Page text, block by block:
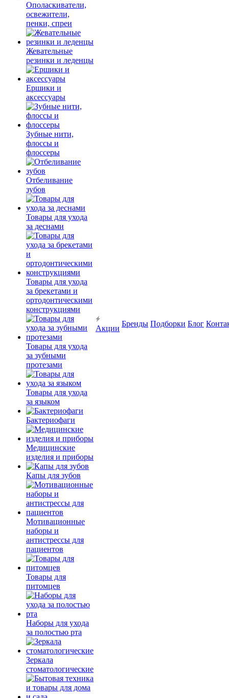
Ополаскиватели,
освежители,
пенки, спреи
Жевательные
резинки и леденцы
Ершики и
аксессуары
Зубные нити,
флоссы и
флоссеры
Отбеливание
зубов
Товары для ухода
за деснами
Товары для ухода
за брекетами и
ортодонтическими
конструкциями
Товары для ухода
за зубными
протезами
Товары для ухода
за языком
Бактериофаги
Медицинские
изделия и приборы
Капы для зубов
Мотивационные
наборы и
антистрессы для
пациентов
Товары для
питомцев
Наборы для ухода
за полостью рта
Зеркала
стоматологические
Акции
Бренды Подборки Блог